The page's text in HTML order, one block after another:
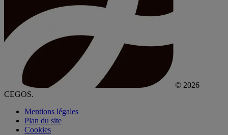
© 2026
CEGOS.
Mentions légales
Plan du site
Cookies